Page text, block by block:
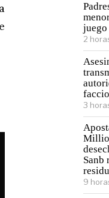
2
3
Sanb
9